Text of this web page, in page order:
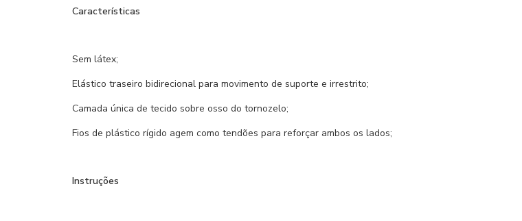
Características
Sem látex;
Elástico traseiro bidirecional para movimento de suporte e irrestrito;
Camada única de tecido sobre osso do tornozelo;
Fios de plástico rígido agem como tendões para reforçar ambos os lados;
Instruções